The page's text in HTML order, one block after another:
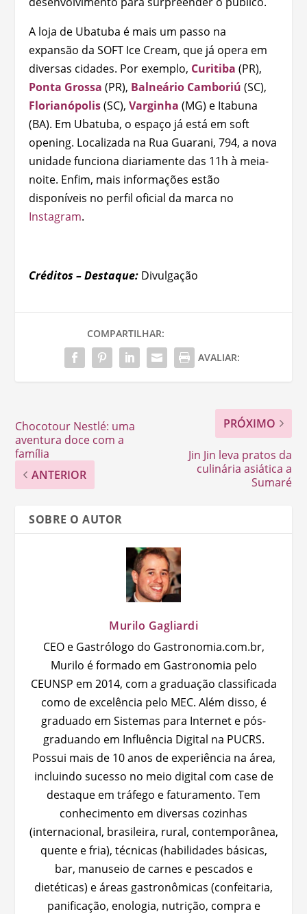
A loja de Ubatuba é mais um passo na
expansão da SOFT Ice Cream, que já opera em
diversas cidades. Por exemplo, Curitiba (PR),
Ponta Grossa (PR), Balneário Camboriú (SC),
Florianópolis(SC),Varginha (MG) e Itabuna
(BA). Em Ubatuba, o espaço já está em soft
opening. Localizada na Rua Guarani, 794, a nova
unidade funciona diariamente das 11h à meia-
noite. Enfim, mais informações estão
disponíveis no perfil oficial da marca no
Instagram.
Créditos – Destaque: Divulgação
COMPARTILHAR:
AVALIAR:
Chocotour Nestlé: uma
aventura doce com a
família
ANTERIOR
PRÓXIMO
Jin Jin leva pratos da
culinária asiática a
Sumaré
SOBRE O AUTOR
Murilo Gagliardi
CEO e Gastrólogo do Gastronomia.com.br,
Murilo é formado em Gastronomia pelo
CEUNSP em 2014, com a graduação classificada
como de excelência pelo MEC. Além disso, é
graduado em Sistemas para Internet e pós-
graduando em Influência Digital na PUCRS.
Possui mais de 10 anos de experiência na área,
incluindo sucesso no meio digital com case de
destaque em tráfego e faturamento. Tem
conhecimento em diversas cozinhas
(internacional, brasileira, rural, contemporânea,
quente e fria), técnicas (habilidades básicas,
bar, manuseio de carnes e pescados e
dietéticas) e áreas gastronômicas (confeitaria,
panificação, enologia, nutrição, compra e